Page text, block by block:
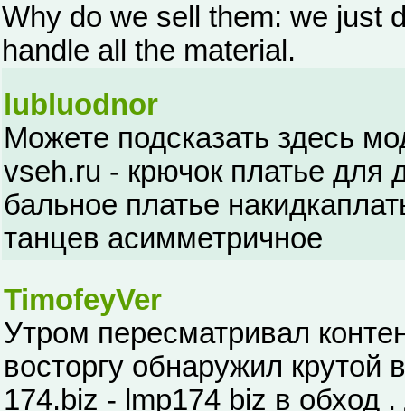
Why do we sell them: we just
handle all the material.
lubluodnor
Можете подсказать здесь
vseh.ru - крючок платье для
бальное платье
танцев асимметричное
TimofeyVer
Утром пересматривал
восторгу обнаружил крутой
174.biz - lmp174 biz в обход